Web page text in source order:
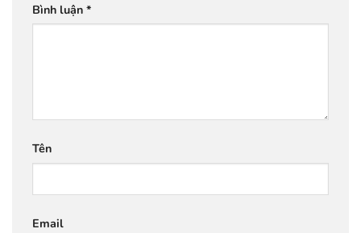
Bình luận *
Tên
Email